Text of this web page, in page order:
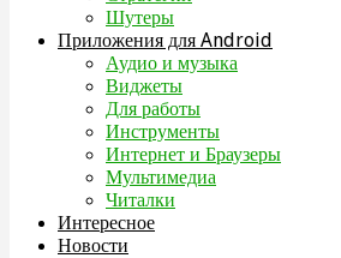
Шутеры
Приложения для Android
Аудио и музыка
Виджеты
Для работы
Инструменты
Интернет и Браузеры
Мультимедиа
Читалки
Интересное
Новости